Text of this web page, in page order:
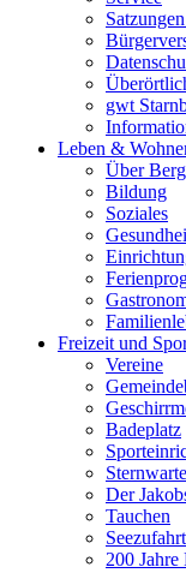
gwt
Leben &
Über Berg
Bildung
Soziales
Freizeit und
Vereine
Badeplatz
Sternwarte
Der
Tauchen
200 Jahre